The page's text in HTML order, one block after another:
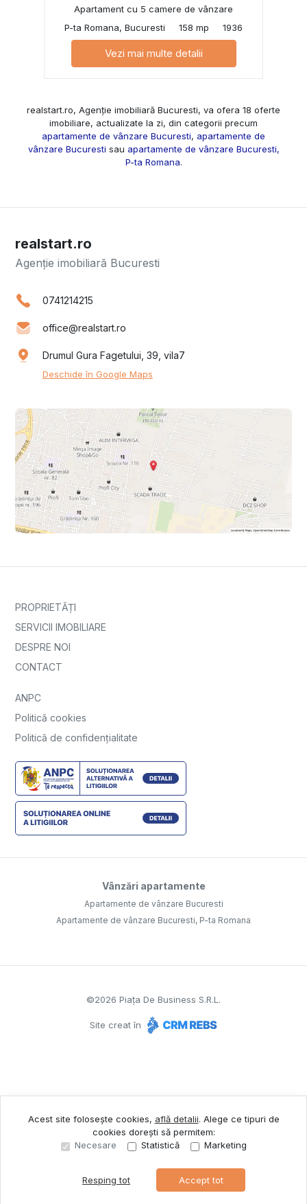
Apartament cu 5 camere de vânzare
P-ta Romana, Bucuresti
158 mp 1936
Vezi mai multe detalii
realstart.ro, Agenție imobiliară Bucuresti, va ofera 18 oferte
imobiliare, actualizate la zi, din categorii precum
apartamente de vânzare Bucuresti, apartamente de
vânzare Bucuresti sau apartamente de vânzare Bucuresti,
P-ta Romana.
realstart.ro
Agenție imobiliară Bucuresti
0741214215
office@realstart.ro
Drumul Gura Fagetului, 39, vila7
Deschide în Google Maps
PROPRIETĂȚI
SERVICII IMOBILIARE
DESPRE NOI
CONTACT
ANPC
Politică cookies
Politică de confidențialitate
Vânzări apartamente
Apartamente de vânzare Bucuresti
Apartamente de vânzare Bucuresti, P-ta Romana
©2026 Piața De Business S.R.L.
Site creat în
Acest site folosește cookies, află detalii. Alege ce tipuri de
cookies dorești să permitem:
Necesare
Statistică Marketing
Resping tot Accept tot